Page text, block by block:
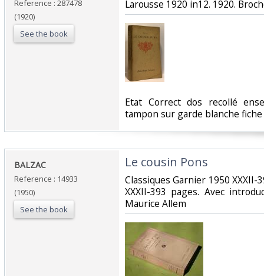
Reference : 287478
(1920)
See the book
‎Larousse 1920 in12. 1920.
‎Etat Correct dos recollé
tampon sur garde blanche
‎BALZAC‎
Reference : 14933
(1950)
See the book
‎Le cousin Pons‎
‎Classiques Garnier 1950
XXXII-393 pages. Avec
Maurice Allem‎